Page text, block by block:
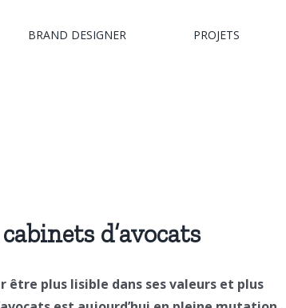
BRAND DESIGNER PROJETS
d’avocats
être plus lisible dans ses valeurs et plus